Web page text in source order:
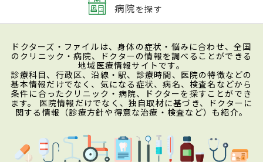
病院を探す
ドクターズ・ファイルは、身体の症状・悩みに合わせ、全国
のクリニック・病院、ドクターの情報を調べることができる
地域医療情報サイトです。
診療科目、行政区、沿線・駅、診療時間、医院の特徴などの
基本情報だけでなく、気になる症状、病名、検査名などから
条件に合ったクリニック・病院、ドクターを探すことができ
ます。 医院情報だけでなく、独自取材に基づき、ドクターに
関する情報（診療方針や得意な治療・検査など）も紹介。